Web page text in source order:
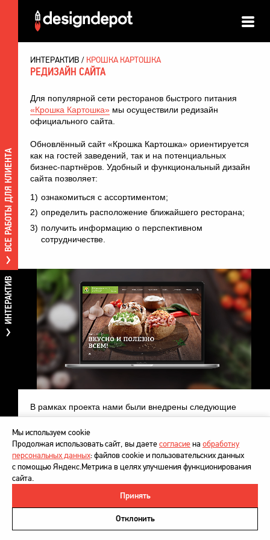
ВСЕ РАБОТЫ ДЛЯ КЛИЕНТА
ИНТЕРАКТИВ
ИНТЕРАКТИВ КРОШКА КАРТОШКА
РЕДИЗАЙН САЙТА
Для популярной сети ресторанов быстрого питания
«Крошка Картошка» мы осуществили редизайн
официального сайта.
Обновлённый сайт «Крошка Картошка» ориентируется
как на гостей заведений, так и на потенциальных
бизнес-партнёров. Удобный и функциональный дизайн
сайта позволяет:
ознакомиться с ассортиментом;
определить расположение ближайшего ресторана;
получить информацию о перспективном
сотрудничестве.
В рамках проекта нами были внедрены следующие
решения:
Ассортимент
Главная страница со слайдером об фирменных
предложениях сети
Эффект анимации в изображении блюд — «живой»
На первом экране страницы «Меню» представлено
главное блюдо сети ресторанов — Картофель
Политика в отношении обработки персональных данных
Напишите нам
Мы используем cookie
Продолжая использовать сайт, вы даетесогласиена обработку
персональных данных: файлов cookie и пользовательских данных
с помощью Яндекс.Метрика в целях улучшения функционирования
сайта.
Принять
Отклонить